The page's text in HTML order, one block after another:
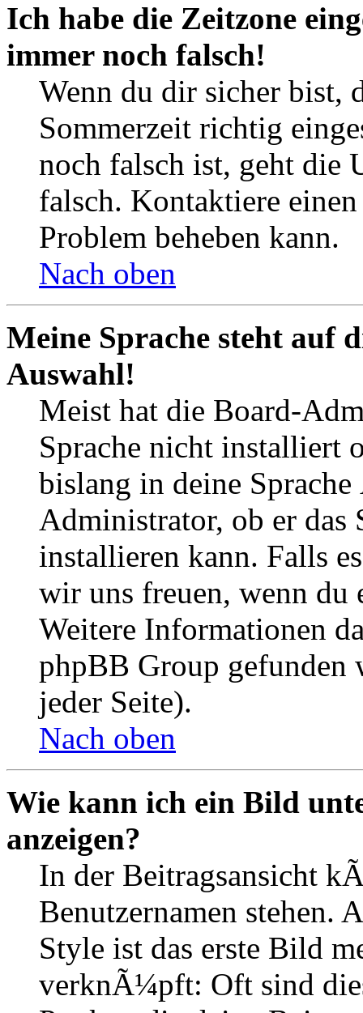
Ich habe die Zeitzone
immer noch falsch!
Wenn du dir sicher bist,
Sommerzeit richtig
noch falsch ist, geht die
falsch. Kontaktiere
Problem beheben kann.
Nach oben
Meine Sprache steht auf
Auswahl!
Meist hat die Board-
Sprache nicht installiert
bislang in deine
Administrator, ob er das
installieren kann. Falls
wir uns freuen, wenn
Weitere Informationen
phpBB Group gefunden
jeder Seite).
Nach oben
Wie kann ich ein Bild
anzeigen?
In der Beitragsansicht
Benutzernamen stehen.
Style ist das erste Bild
verknÃ¼pft: Oft sind